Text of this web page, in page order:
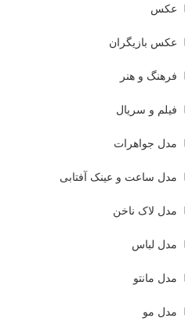
عکس
عکس بازیگران
فرهنگ و هنر
فیلم و سریال
مدل جواهرات
مدل ساعت و عینک آفتابی
مدل لاک ناخن
مدل لباس
مدل مانتو
مدل مو